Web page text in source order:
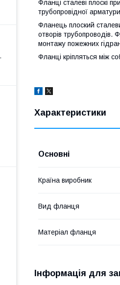
Фланці сталеві плоскі
трубопровідної
Фланець плоский
отворів трубопроводів.
монтажу пожежних
Фланці кріпляться між
Характеристики
Основні
Країна виробник
Вид фланця
Матеріал фланця
Інформація для